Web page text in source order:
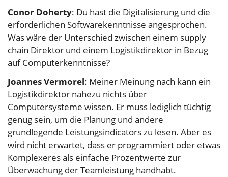
Conor Doherty: Du hast die Digitalisierung und die
erforderlichen Softwarekenntnisse angesprochen.
Was wäre der Unterschied zwischen einem supply
chain Direktor und einem Logistikdirektor in Bezug
auf Computerkenntnisse?
Joannes Vermorel: Meiner Meinung nach kann ein
Logistikdirektor nahezu nichts über
Computersysteme wissen. Er muss lediglich tüchtig
genug sein, um die Planung und andere
grundlegende Leistungsindicators zu lesen. Aber es
wird nicht erwartet, dass er programmiert oder etwas
Komplexeres als einfache Prozentwerte zur
Überwachung der Teamleistung handhabt.